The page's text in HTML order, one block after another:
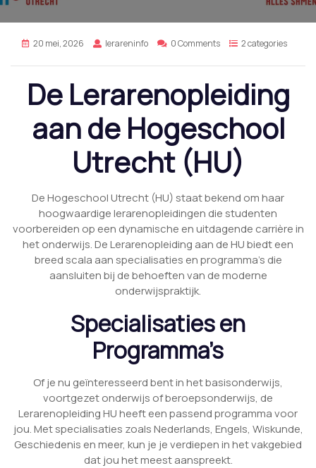
20 mei, 2026 lerareninfo 0 Comments 2 categories
De Lerarenopleiding
aan de Hogeschool
Utrecht (HU)
De Hogeschool Utrecht (HU) staat bekend om haar
hoogwaardige lerarenopleidingen die studenten
voorbereiden op een dynamische en uitdagende carrière in
het onderwijs. De Lerarenopleiding aan de HU biedt een
breed scala aan specialisaties en programma’s die
aansluiten bij de behoeften van de moderne
onderwijspraktijk.
Specialisaties en
Programma’s
Of je nu geïnteresseerd bent in het basisonderwijs,
voortgezet onderwijs of beroepsonderwijs, de
Lerarenopleiding HU heeft een passend programma voor
jou. Met specialisaties zoals Nederlands, Engels, Wiskunde,
Geschiedenis en meer, kun je je verdiepen in het vakgebied
dat jou het meest aanspreekt.